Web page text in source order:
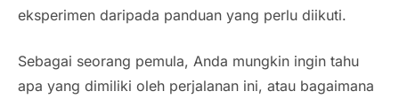
eksperimen daripada panduan yang perlu diikuti.
Sebagai seorang pemula, Anda mungkin ingin tahu
apa yang dimiliki oleh perjalanan ini, atau bagaimana